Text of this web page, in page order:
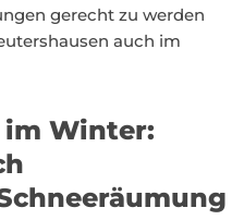
gerecht zu werden
auch im
im Winter: